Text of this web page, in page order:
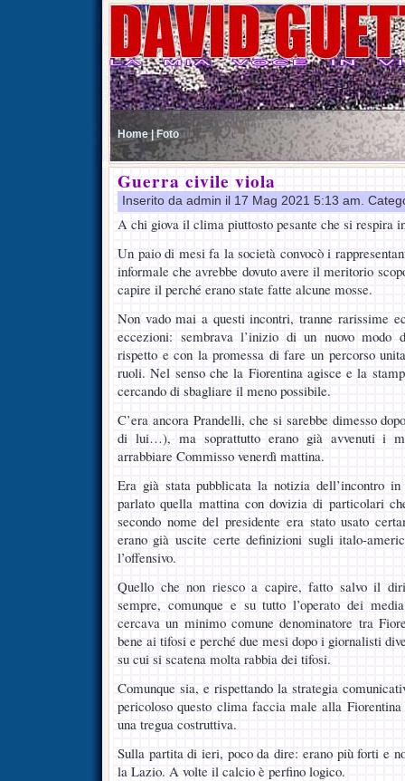
Home | Foto
Guerra civile viola
Inserito da admin il 17 Mag 2021 5:13 am.
A chi giova il clima piuttosto pesante che si respira
Un paio di mesi fa la società convocò i
informale che avrebbe dovuto avere il meritorio
capire il perché erano state fatte alcune mosse.
Non vado mai a questi incontri, tranne rarissime
eccezioni: sembrava l’inizio di un nuovo modo
rispetto e con la promessa di fare un percorso
ruoli. Nel senso che la Fiorentina agisce e la
cercando di sbagliare il meno possibile.
C’era ancora Prandelli, che si sarebbe dimesso
di lui…), ma soprattutto erano già avvenuti i
arrabbiare Commisso venerdì mattina.
Era già stata pubblicata la notizia dell’incontro
parlato quella mattina con dovizia di particolari
secondo nome del presidente era stato usato
erano già uscite certe definizioni sugli italo-
l’offensivo.
Quello che non riesco a capire, fatto salvo il
sempre, comunque e su tutto l’operato dei
cercava un minimo comune denominatore tra
bene ai tifosi e perché due mesi dopo i giornalisti
su cui si scatena molta rabbia dei tifosi.
Comunque sia, e rispettando la strategia
pericoloso questo clima faccia male alla Fiorentina
una tregua costruttiva.
Sulla partita di ieri, poco da dire: erano più forti e
la Lazio. A volte il calcio è perfino logico.